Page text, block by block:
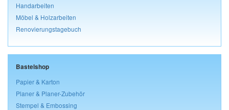
Handarbeiten
Möbel & Holzarbeiten
Renovierungstagebuch
Bastelshop
Papier & Karton
Planer & Planer-Zubehör
Stempel & Embossing